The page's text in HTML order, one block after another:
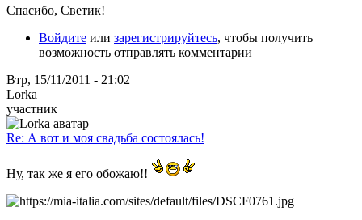
Спасибо, Светик!
Войдите или зарегистрируйтесь, чтобы получить
возможность отправлять комментарии
Втр, 15/11/2011 - 21:02
Lorka
участник
Re: А вот и моя свадьба состоялась!
Ну, так же я его обожаю!!